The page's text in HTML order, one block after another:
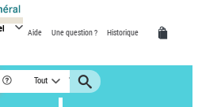
Aide Une question ? Historique
Tout